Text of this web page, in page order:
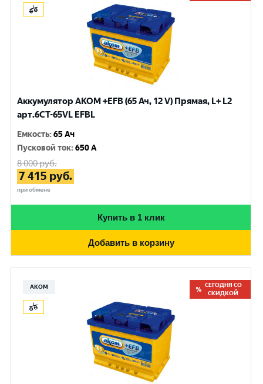
Аккумулятор AKOM +EFB (65 Ач, 12 V) Прямая, L+ L2
арт.6СТ-65VL EFBL
Емкость:65 Ач
Пусковой ток:650 A
8 000руб.
7 415 руб.
при обмене
Купить в 1 клик
Добавить в корзину
АКОМ
СЕГОДНЯ СО
СКИДКОЙ